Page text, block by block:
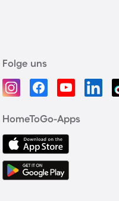
Folge uns
HomeToGo-Apps